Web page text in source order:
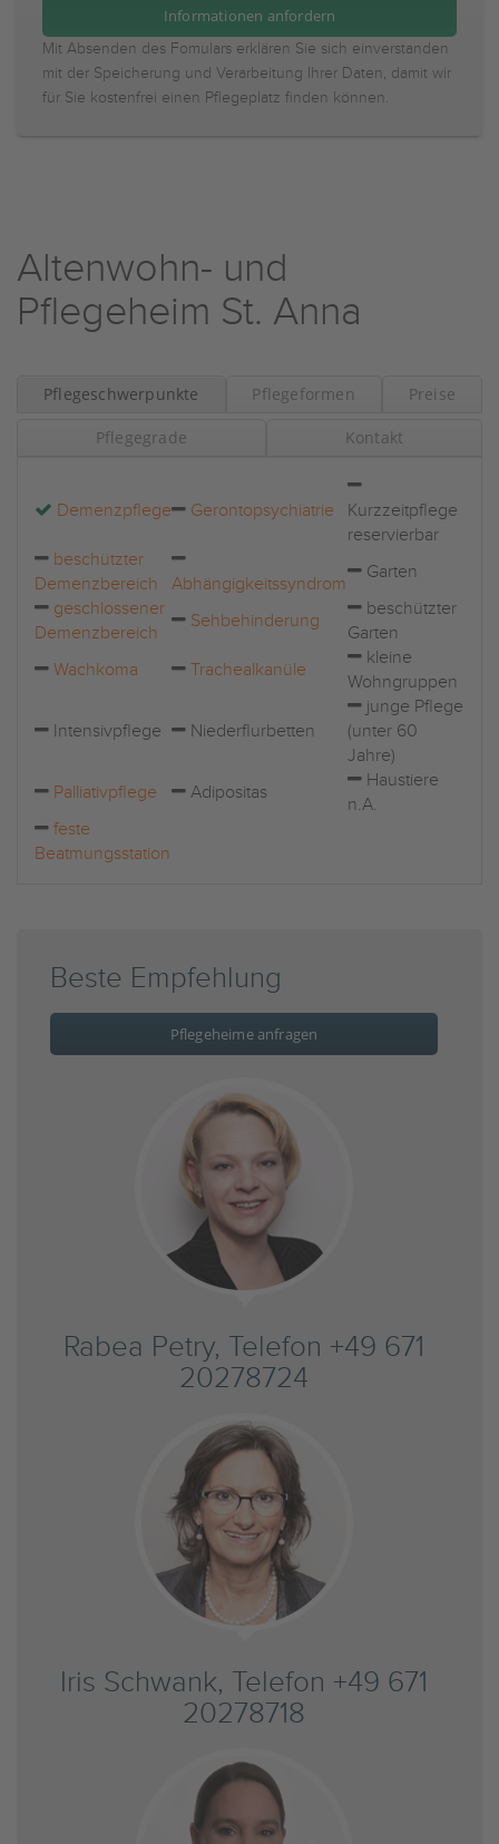
Mit Absenden des Fomulars erklären Sie sich einverstanden
mit der Speicherung und Verarbeitung Ihrer Daten, damit wir
für Sie kostenfrei einen Pflegeplatz finden können.
Altenwohn- und
Pflegeheim St. Anna
Pflegeschwerpunkte Pflegeformen Preise
Pflegegrade Kontakt
Demenzpflege Gerontopsychiatrie
Kurzzeitpflege
reservierbar
beschützter
Demenzbereich
Abhängigkeitssyndrom
Garten
geschlossener
Demenzbereich
Sehbehinderung
beschützter
Garten
Wachkoma
Trachealkanüle
kleine
Wohngruppen
Intensivpflege Niederflurbetten
junge Pflege
(unter 60
Jahre)
Palliativpflege
Adipositas
Haustiere
n.A.
feste
Beatmungsstation
Beste Empfehlung
Pflegeheime anfragen
Rabea Petry, Telefon +49 671
20278724
Iris Schwank, Telefon +49 671
20278718